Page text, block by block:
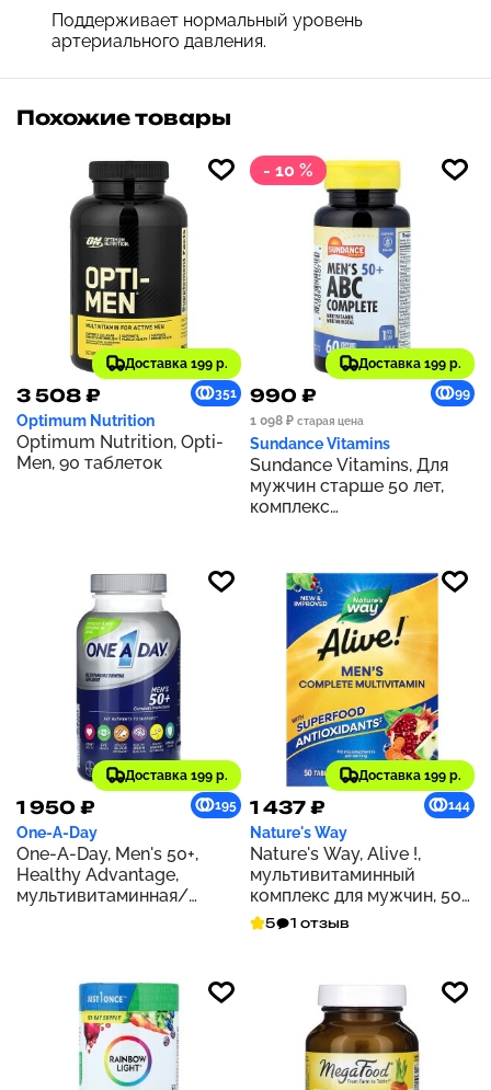
Поддерживает нормальный уровень
артериального давления.
Похожие товары
Доставка 199 р.
3 508 ₽ 351
Optimum Nutrition
Optimum Nutrition, Opti-
Men, 90 таблеток
- 10 %
Доставка 199 р.
990 ₽
99
1 098 ₽ старая цена
Sundance Vitamins
Sundance Vitamins, Для
мужчин старше 50 лет,
комплекс
капсул в оболочке
Доставка 199 р.
1 950 ₽ 195
One-A-Day
One-A-Day, Men's 50+,
Healthy Advantage,
мультивитаминная/
Доставка 199 р.
1 437 ₽ 144
Nature's Way
Nature's Way, Alive !,
мультивитаминный
комплекс для мужчин, 50
таблеток
5 1 отзыв